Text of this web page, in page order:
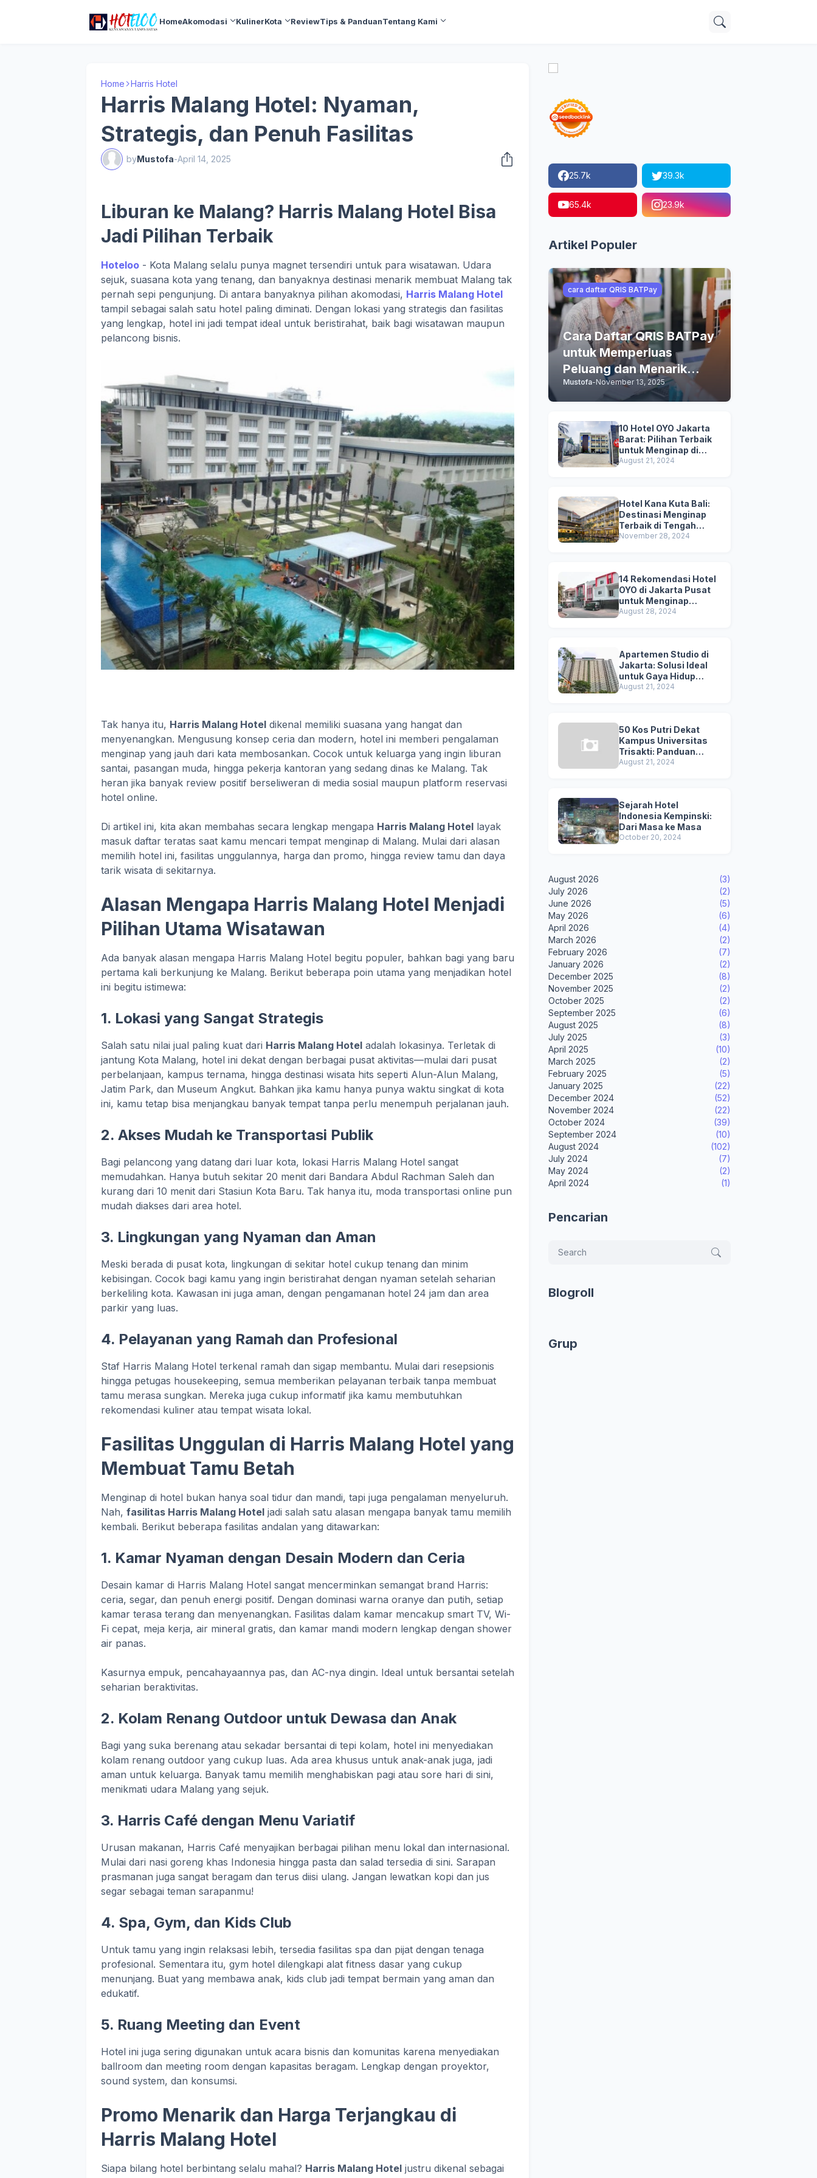
HomeAkomodasi KulinerKota ReviewTips & PanduanTentang Kami
Home Harris Hotel
Harris Malang Hotel: Nyaman,
Strategis, dan Penuh Fasilitas
byMustofa-April 14, 2025
Liburan ke Malang? Harris Malang Hotel Bisa
Jadi Pilihan Terbaik
Hoteloo - Kota Malang selalu punya magnet tersendiri untuk para wisatawan. Udara
sejuk, suasana kota yang tenang, dan banyaknya destinasi menarik membuat Malang tak
pernah sepi pengunjung. Di antara banyaknya pilihan akomodasi, Harris Malang Hotel
tampil sebagai salah satu hotel paling diminati. Dengan lokasi yang strategis dan fasilitas
yang lengkap, hotel ini jadi tempat ideal untuk beristirahat, baik bagi wisatawan maupun
pelancong bisnis.
Tak hanya itu, Harris Malang Hotel dikenal memiliki suasana yang hangat dan
menyenangkan. Mengusung konsep ceria dan modern, hotel ini memberi pengalaman
menginap yang jauh dari kata membosankan. Cocok untuk keluarga yang ingin liburan
santai, pasangan muda, hingga pekerja kantoran yang sedang dinas ke Malang. Tak
heran jika banyak review positif berseliweran di media sosial maupun platform reservasi
hotel online.
Di artikel ini, kita akan membahas secara lengkap mengapa Harris Malang Hotel layak
masuk daftar teratas saat kamu mencari tempat menginap di Malang. Mulai dari alasan
memilih hotel ini, fasilitas unggulannya, harga dan promo, hingga review tamu dan daya
tarik wisata di sekitarnya.
Alasan Mengapa Harris Malang Hotel Menjadi
Pilihan Utama Wisatawan
Ada banyak alasan mengapa Harris Malang Hotel begitu populer, bahkan bagi yang baru
pertama kali berkunjung ke Malang. Berikut beberapa poin utama yang menjadikan hotel
ini begitu istimewa:
1. Lokasi yang Sangat Strategis
Salah satu nilai jual paling kuat dari Harris Malang Hotel adalah lokasinya. Terletak di
jantung Kota Malang, hotel ini dekat dengan berbagai pusat aktivitas—mulai dari pusat
perbelanjaan, kampus ternama, hingga destinasi wisata hits seperti Alun-Alun Malang,
Jatim Park, dan Museum Angkut. Bahkan jika kamu hanya punya waktu singkat di kota
ini, kamu tetap bisa menjangkau banyak tempat tanpa perlu menempuh perjalanan jauh.
2. Akses Mudah ke Transportasi Publik
Bagi pelancong yang datang dari luar kota, lokasi Harris Malang Hotel sangat
memudahkan. Hanya butuh sekitar 20 menit dari Bandara Abdul Rachman Saleh dan
kurang dari 10 menit dari Stasiun Kota Baru. Tak hanya itu, moda transportasi online pun
mudah diakses dari area hotel.
3. Lingkungan yang Nyaman dan Aman
Meski berada di pusat kota, lingkungan di sekitar hotel cukup tenang dan minim
kebisingan. Cocok bagi kamu yang ingin beristirahat dengan nyaman setelah seharian
berkeliling kota. Kawasan ini juga aman, dengan pengamanan hotel 24 jam dan area
parkir yang luas.
4. Pelayanan yang Ramah dan Profesional
Staf Harris Malang Hotel terkenal ramah dan sigap membantu. Mulai dari resepsionis
hingga petugas housekeeping, semua memberikan pelayanan terbaik tanpa membuat
tamu merasa sungkan. Mereka juga cukup informatif jika kamu membutuhkan
rekomendasi kuliner atau tempat wisata lokal.
Fasilitas Unggulan di Harris Malang Hotel yang
Membuat Tamu Betah
Menginap di hotel bukan hanya soal tidur dan mandi, tapi juga pengalaman menyeluruh.
Nah, fasilitas Harris Malang Hotel jadi salah satu alasan mengapa banyak tamu memilih
kembali. Berikut beberapa fasilitas andalan yang ditawarkan:
1. Kamar Nyaman dengan Desain Modern dan Ceria
Desain kamar di Harris Malang Hotel sangat mencerminkan semangat brand Harris:
ceria, segar, dan penuh energi positif. Dengan dominasi warna oranye dan putih, setiap
kamar terasa terang dan menyenangkan. Fasilitas dalam kamar mencakup smart TV, Wi-
Fi cepat, meja kerja, air mineral gratis, dan kamar mandi modern lengkap dengan shower
air panas.
Kasurnya empuk, pencahayaannya pas, dan AC-nya dingin. Ideal untuk bersantai setelah
seharian beraktivitas.
2. Kolam Renang Outdoor untuk Dewasa dan Anak
Bagi yang suka berenang atau sekadar bersantai di tepi kolam, hotel ini menyediakan
kolam renang outdoor yang cukup luas. Ada area khusus untuk anak-anak juga, jadi
aman untuk keluarga. Banyak tamu memilih menghabiskan pagi atau sore hari di sini,
menikmati udara Malang yang sejuk.
3. Harris Café dengan Menu Variatif
Urusan makanan, Harris Café menyajikan berbagai pilihan menu lokal dan internasional.
Mulai dari nasi goreng khas Indonesia hingga pasta dan salad tersedia di sini. Sarapan
prasmanan juga sangat beragam dan terus diisi ulang. Jangan lewatkan kopi dan jus
segar sebagai teman sarapanmu!
4. Spa, Gym, dan Kids Club
Untuk tamu yang ingin relaksasi lebih, tersedia fasilitas spa dan pijat dengan tenaga
profesional. Sementara itu, gym hotel dilengkapi alat fitness dasar yang cukup
menunjang. Buat yang membawa anak, kids club jadi tempat bermain yang aman dan
edukatif.
5. Ruang Meeting dan Event
Hotel ini juga sering digunakan untuk acara bisnis dan komunitas karena menyediakan
ballroom dan meeting room dengan kapasitas beragam. Lengkap dengan proyektor,
sound system, dan konsumsi.
Promo Menarik dan Harga Terjangkau di
Harris Malang Hotel
Siapa bilang hotel berbintang selalu mahal? Harris Malang Hotel justru dikenal sebagai
25.7k 39.3k
65.4k 23.9k
Artikel Populer
cara daftar QRIS BATPay
Cara Daftar QRIS BATPay
untuk Memperluas
Peluang dan Menarik
Lebih Banyak Pelanggan
Mustofa-November 13, 2025
10 Hotel OYO Jakarta
Barat: Pilihan Terbaik
untuk Menginap di
Jakarta
August 21, 2024
Hotel Kana Kuta Bali:
Destinasi Menginap
Terbaik di Tengah
Keramaian Hotel di Bali
November 28, 2024
14 Rekomendasi Hotel
OYO di Jakarta Pusat
untuk Menginap
Nyaman dan
August 28, 2024
Apartemen Studio di
Jakarta: Solusi Ideal
untuk Gaya Hidup
Dinamis
August 21, 2024
50 Kos Putri Dekat
Kampus Universitas
Trisakti: Panduan
Lengkap untuk
August 21, 2024
Sejarah Hotel
Indonesia Kempinski:
Dari Masa ke Masa
October 20, 2024
August 2026
(3)
July 2026
(2)
June 2026
(5)
May 2026
(6)
April 2026
(4)
March 2026
(2)
February 2026
(7)
January 2026
(2)
December 2025
(8)
November 2025
(2)
October 2025
(2)
September 2025
(6)
August 2025
(8)
July 2025
(3)
April 2025
(10)
March 2025
(2)
February 2025
(5)
January 2025
(22)
December 2024
(52)
November 2024
(22)
October 2024
(39)
September 2024
(10)
August 2024
(102)
July 2024
(7)
May 2024
(2)
April 2024
(1)
Pencarian
Blogroll
Grup